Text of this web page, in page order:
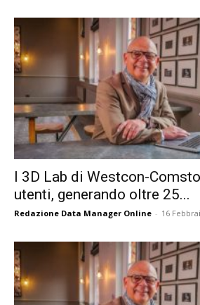
I 3D Lab di Westcon-
utenti, generando oltre 25...
Redazione Data Manager Online - 16